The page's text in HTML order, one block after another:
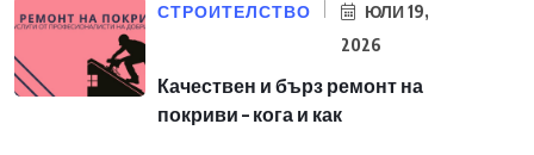
СТРОИТЕЛСТВО
ЮЛИ 19,
2026
Качествен и бърз ремонт на
покриви – кога и как